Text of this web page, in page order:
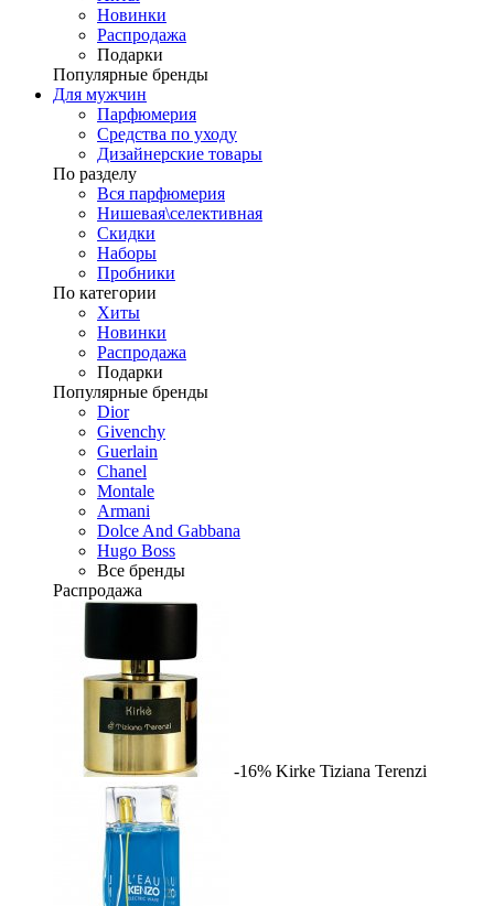
Новинки
Распродажа
Подарки
Популярные бренды
Для мужчин
Парфюмерия
Средства по уходу
Дизайнерские товары
По разделу
Вся парфюмерия
Нишевая\селективная
Скидки
Наборы
Пробники
По категории
Хиты
Новинки
Распродажа
Подарки
Популярные бренды
Dior
Givenchy
Guerlain
Chanel
Montale
Armani
Dolce And Gabbana
Hugo Boss
Все бренды
Распродажа
-16% Kirke Tiziana Terenzi